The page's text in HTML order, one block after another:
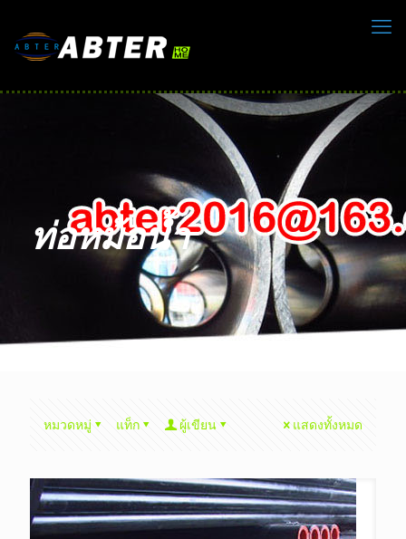
ท่อหม้อน้ำ
หมวดหมู่ แท็ก ผู้เขียน แสดงทั้งหมด